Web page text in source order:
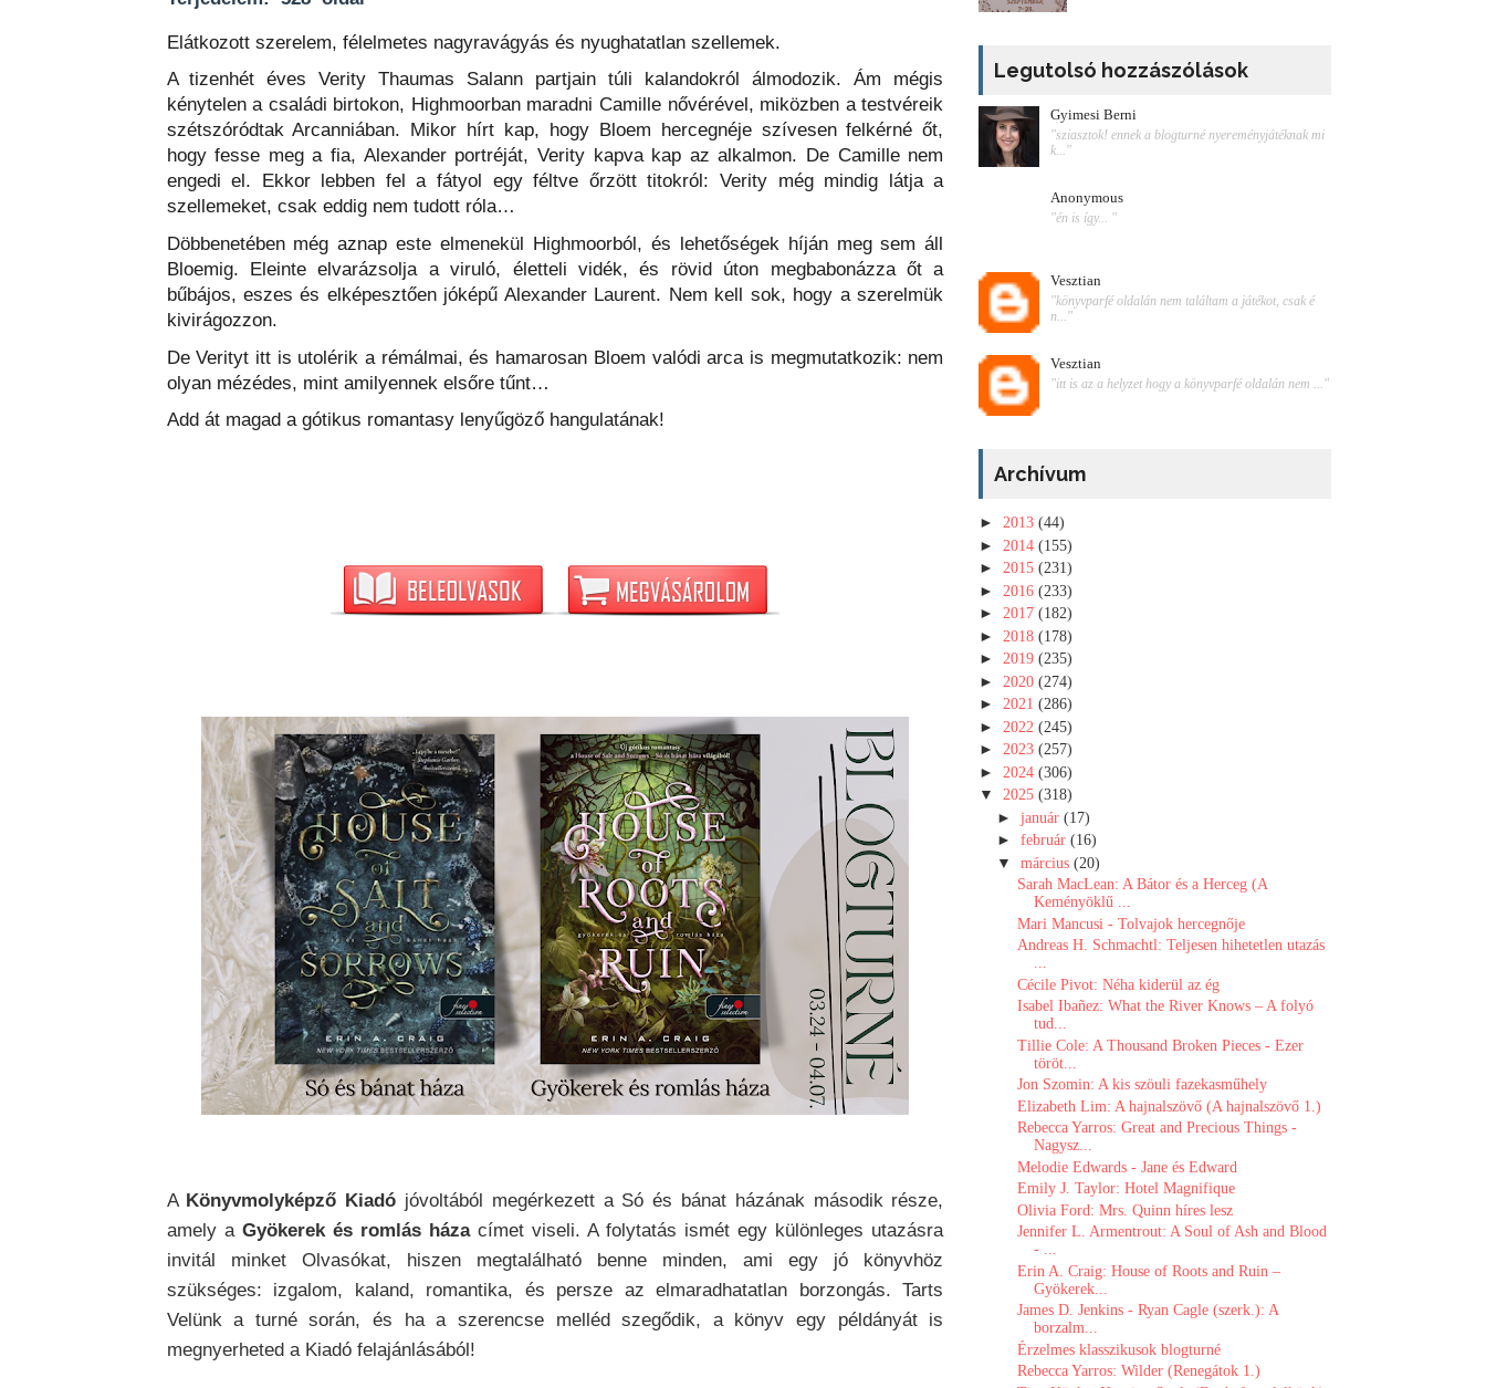
Elátkozott ​szerelem, félelmetes nagyravágyás és nyughatatlan szellemek.
A tizenhét éves Verity Thaumas Salann partjain túli kalandokról álmodozik. Ám mégis
kénytelen a családi birtokon, Highmoorban maradni Camille nővérével, miközben a testvéreik
szétszóródtak Arcanniában. Mikor hírt kap, hogy Bloem hercegnéje szívesen felkérné őt,
hogy fesse meg a fia, Alexander portréját, Verity kapva kap az alkalmon. De Camille nem
engedi el. Ekkor lebben fel a fátyol egy féltve őrzött titokról: Verity még mindig látja a
szellemeket, csak eddig nem tudott róla…
Döbbenetében még aznap este elmenekül Highmoorból, és lehetőségek híján meg sem áll
Bloemig. Eleinte elvarázsolja a viruló, életteli vidék, és rövid úton megbabonázza őt a
bűbájos, eszes és elképesztően jóképű Alexander Laurent. Nem kell sok, hogy a szerelmük
kivirágozzon.
De Verityt itt is utolérik a rémálmai, és hamarosan Bloem valódi arca is megmutatkozik: nem
olyan mézédes, mint amilyennek elsőre tűnt…
Add át magad a gótikus romantasy lenyűgöző hangulatának!
A Könyvmolyképző Kiadó jóvoltából megérkezett a Só és bánat házának második része,
amely a Gyökerek és romlás házacímet viseli. A folytatás ismét egy különleges utazásra
invitál minket Olvasókat, hiszen megtalálható benne minden, ami egy jó könyvhöz
szükséges: izgalom, kaland, romantika, és persze az elmaradhatatlan borzongás. Tarts
Velünk a turné során, és ha a szerencse melléd szegődik, a könyv egy példányát is
megnyerheted a Kiadó felajánlásából!
Legutolsó hozzászólások
Gyimesi Berni
"sziasztok! ennek a blogturné nyereményjátéknak mi
k..."
Anonymous
"én is így... "
Vesztian
"könyvparfé oldalán nem találtam a játékot, csak é
n..."
Vesztian
"itt is az a helyzet hogy a könyvparfé oldalán nem ..."
Archívum
► 2013 (44)
► 2014 (155)
► 2015 (231)
► 2016 (233)
► 2017 (182)
► 2018 (178)
► 2019 (235)
► 2020 (274)
► 2021 (286)
► 2022 (245)
► 2023 (257)
► 2024 (306)
▼ 2025 (318)
►január(17)
►február(16)
▼ március(20)
Sarah MacLean: A ​Bátor és a Herceg (A
Keményöklű ...
Mari Mancusi - Tolvajok hercegnője
Andreas H. Schmachtl: Teljesen ​hihetetlen utazás
...
Cécile Pivot: Néha kiderül az ég
Isabel Ibañez: What ​the River Knows – A folyó
tud...
Tillie Cole: A Thousand Broken Pieces - Ezer
töröt...
Jon Szomin: A kis szöuli fazekasműhely
Elizabeth Lim: A ​hajnalszövő (A hajnalszövő 1.)
Rebecca Yarros: Great and Precious Things -
Nagysz...
Melodie Edwards - Jane és Edward
Emily J. Taylor: Hotel Magnifique
Olivia Ford: Mrs. ​Quinn híres lesz
Jennifer L. Armentrout: A Soul of Ash and Blood
- ...
Erin A. Craig: House ​of Roots and Ruin –
Gyökerek...
James D. Jenkins - Ryan Cagle (szerk.): A ​
borzalm...
Érzelmes klasszikusok blogturné
Rebecca Yarros: Wilder (Renegátok 1.)